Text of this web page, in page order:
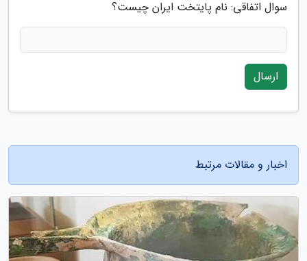
سوال اتفاقی: نام پایتخت ایران چیست؟
ارسال
اخبار و مقالات مرتبط